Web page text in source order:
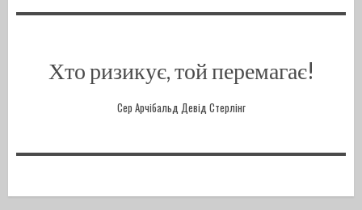
Хто ризикує, той перемагає!
Сер Арчібальд Девід Стерлінг